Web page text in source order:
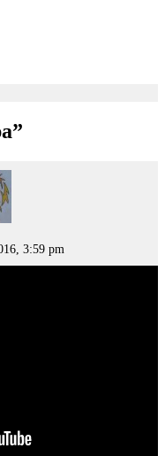
”
3:59 pm